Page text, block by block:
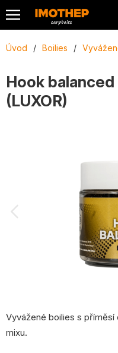
Úvod / Boilies /
Hook
(LUXOR)
Vyvážené boilies s
mixu.